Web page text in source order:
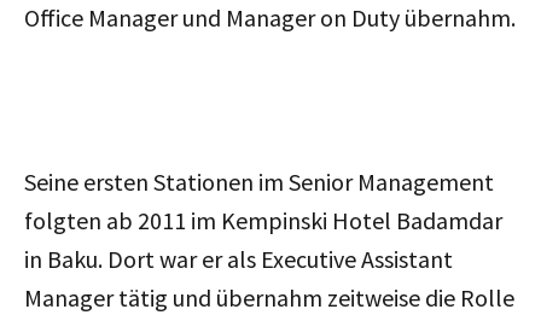
Office Manager und Manager on Duty übernahm.
Seine ersten Stationen im Senior Management
folgten ab 2011 im Kempinski Hotel Badamdar
in Baku. Dort war er als Executive Assistant
Manager tätig und übernahm zeitweise die Rolle